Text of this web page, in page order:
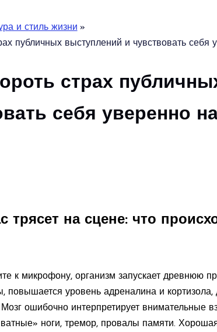
и стиль жизни
публичных выступлений и чувствовать себя
страх
себя уверенно
трясет на сцене: что
к микрофону, организм запускает древнюю
повышается уровень адреналина и кортизола,
ошибочно интерпретирует внимательные
ноги, тремор, провалы памяти.